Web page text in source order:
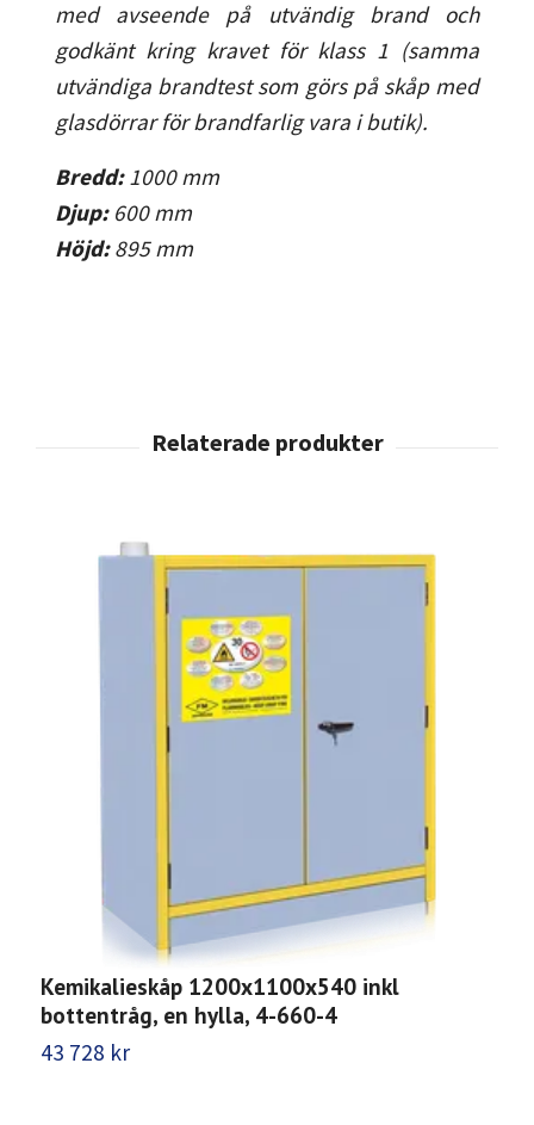
med avseende på utvändig brand och
godkänt kring kravet för klass 1 (samma
utvändiga brandtest som görs på skåp med
glasdörrar för brandfarlig vara i butik).
Bredd: 1000mm
Djup: 600mm
Höjd: 895mm
Kemikalieskåp 1200x1100x540 inkl
bottentråg, en hylla, 4-660-4
43 728 kr